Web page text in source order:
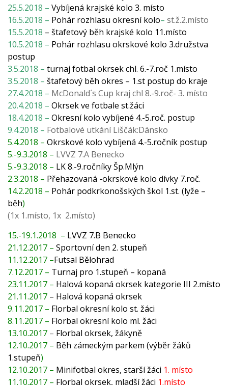
25.5.2018 – Vybíjená krajské kolo 3. místo
16.5.2018 – Pohár rozhlasu okresní kolo– st.ž.2.místo
15.5.2018 – štafetový běh krajské kolo 11.místo
10.5.2018 – Pohár rozhlasu okrskové kolo 3.družstva
postup
3.5.2018 – turnaj fotbal okrsek chl. 6.-7.roč 1.místo
3.5.2018 – štafetový běh okres – 1.st postup do kraje
27.4.2018 – McDonald´s Cup kraj chl 8.-9.roč- 3. místo
20.4.2018 – Okrsek ve fotbale st.žáci
18.4.2018 – Okresní kolo vybíjené 4.-5.roč. postup
9.4.2018 – Fotbalové utkání Liščák:Dánsko
5.4.2018 – Okrskové kolo vybíjená 4.-5.ročník postup
5.-9.3.2018 – LVVZ 7.A Benecko
5.-9.3.2018 – LK 8.-9.ročníky Šp.Mlýn
2.3.2018 – Přehazovaná -okrskové kolo dívky 7.roč.
14.2.2018 – Pohár podkrkonošských škol 1.st. (lyže –
běh)
(1x 1.místo, 1x 2.místo)
15.-19.1.2018 – LVVZ 7.B Benecko
21.12.2017 – Sportovní den 2. stupeň
11.12.2017 –Futsal Bělohrad
7.12.2017 – Turnaj pro 1.stupeň – kopaná
23.11.2017 – Halová kopaná okrsek kategorie III 2.místo
21.11.2017 – Halová kopaná okrsek
9.11.2017 – Florbal okresní kolo st. žáci
8.11.2017 – Florbal okresní kolo ml. žáci
13.10.2017 – Florbal okrsek, žákyně
12.10.2017 – Běh zámeckým parkem (výběr žáků
1.stupeň)
12.10.2017 – Minifotbal okres, starší žáci 1. místo
11.10.2017 – Florbal okrsek, mladší žáci 1.místo